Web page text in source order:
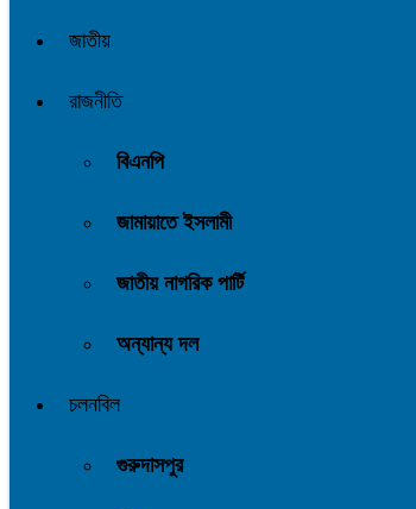
জাতীয়
রাজনীতি
বিএনপি
জামায়াতে ইসলামী
জাতীয় নাগরিক পার্টি
অন্যান্য দল
চলনবিল
গুরুদাসপুর